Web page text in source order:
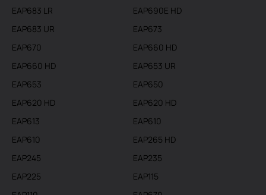
EAP683 LR
EAP690E HD
EAP683 UR
EAP673
EAP670
EAP660 HD
EAP660 HD
EAP653 UR
EAP653
EAP650
EAP620 HD
EAP620 HD
EAP613
EAP610
EAP610
EAP265 HD
EAP245
EAP235
EAP225
EAP115